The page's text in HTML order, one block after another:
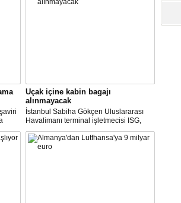
Uçak içine kabin bagajı
alınmayacak
İstanbul Sabiha Gökçen Uluslararası
Havalimanı terminal işletmecisi ISG,
yarın başlayacak iç hat uçuşlarında
uçak içerisine kabin bagajı kabul
edilmeyeceğini duyurdu.